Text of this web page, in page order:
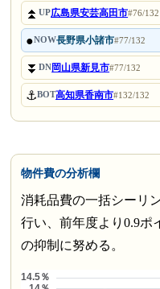
⏫UP広島県安芸高田市#76/132
●NOW長野県小諸市#77/132
⏬DN岡山県新見市#77/132
⚓BOT高知県香南市#132/132
物件費の分析欄
消耗品費の一括シーリ
行い、前年度より0.9ポ
の抑制に努める。